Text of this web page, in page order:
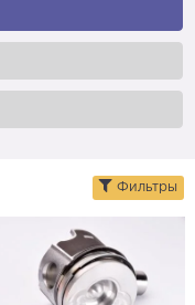
Фильтры